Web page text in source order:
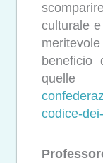
culturale
beneficio
codice-